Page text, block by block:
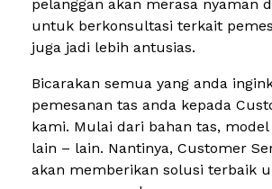
pelanggan akan merasa nyaman
untuk berkonsultasi terkait
juga jadi lebih antusias.
Bicarakan semua yang anda
pemesanan tas anda kepada
kami. Mulai dari bahan tas, model
lain – lain. Nantinya, Customer
akan memberikan solusi terbaik